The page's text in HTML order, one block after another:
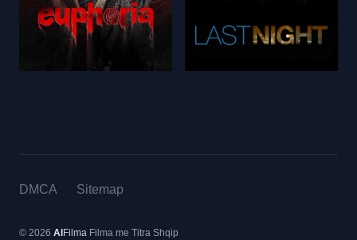
DMCA Sitemap
© 2026 AlFilma Filma me Titra Shqip